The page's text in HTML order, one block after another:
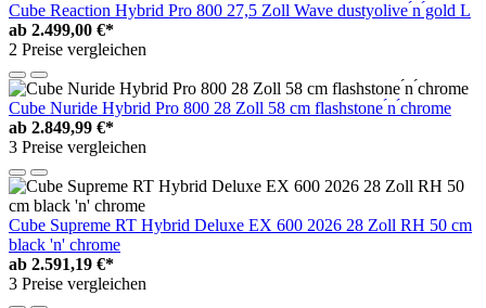
Cube Reaction Hybrid Pro 800 27,5 Zoll Wave dustyolive ́n ́gold L
ab 2.499,00 €*
2 Preise vergleichen
Cube Nuride Hybrid Pro 800 28 Zoll 58 cm flashstone ́n ́chrome
ab 2.849,99 €*
3 Preise vergleichen
Cube Supreme RT Hybrid Deluxe EX 600 2026 28 Zoll RH 50 cm
black 'n' chrome
ab 2.591,19 €*
3 Preise vergleichen